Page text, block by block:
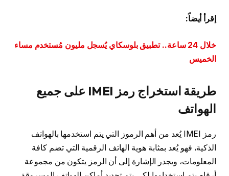
إقرأ أيضاً:
خلال 24 ساعة.. تطبيق بلوسكاي يُسجل مليون مُستخدم مساء
الخميس
طريقة استخراج رمز IMEI على جميع
الهواتف
رمز IMEI يُعد من أهم الرموز التي يتم استخدمها بالهواتف
الذكية، فهو يُعد بمثابة هوية الهاتف الرقمية التي تضم كافة
المعلومات، ويجدر الإشارة إلى أن الرمز يتكون من مجموعة